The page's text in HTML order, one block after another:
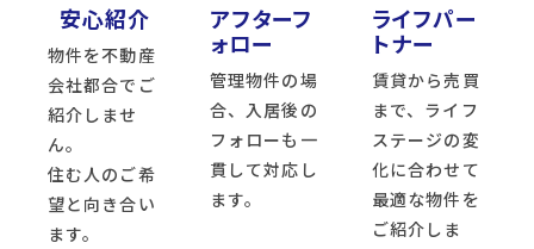
安心紹介
物件を不動産
会社都合でご
紹介しませ
ん。
住む人のご希
望と向き合い
ます。
アフターフ
ォロー
管理物件の場
合、入居後の
フォローも一
貫して対応し
ます。
ライフパー
トナー
賃貸から売買
まで、ライフ
ステージの変
化に合わせて
最適な物件を
ご紹介しま